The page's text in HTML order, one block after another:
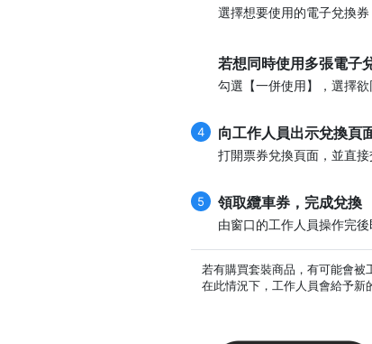
選擇想要使用的電子兌換券
若想同時使用多張電子
勾選【一併使用】，選擇
4 向工作人員出示兌換頁
打開票券兌換頁面，並直接
5 領取纜車券，完成兌換
由窗口的工作人員操作完
若有購買套裝商品，有可能會被
在此情況下，工作人員會給予新